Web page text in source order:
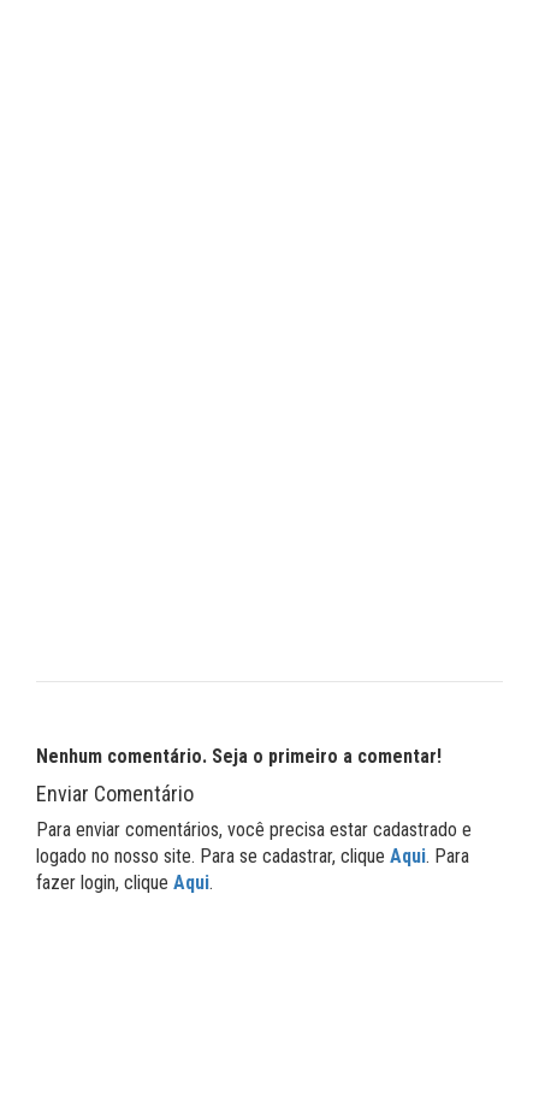
Nenhum comentário. Seja o primeiro a comentar!
Enviar Comentário
Para enviar comentários, você precisa estar cadastrado e
logado no nosso site. Para se cadastrar, clique Aqui. Para
fazer login, clique Aqui.